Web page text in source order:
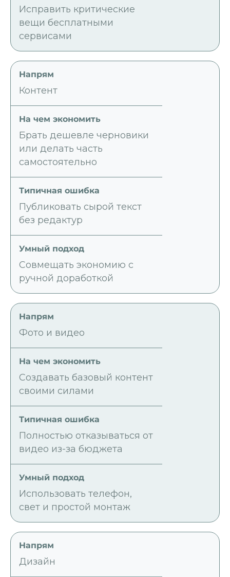
Исправить критические
вещи бесплатными
сервисами
Контент
Брать дешевле черновики
или делать часть
самостоятельно
Публиковать сырой текст
без редактур
Совмещать экономию с
ручной доработкой
Фото и видео
Создавать базовый контент
своими силами
Полностью отказываться от
видео из-за бюджета
Использовать телефон,
свет и простой монтаж
Дизайн